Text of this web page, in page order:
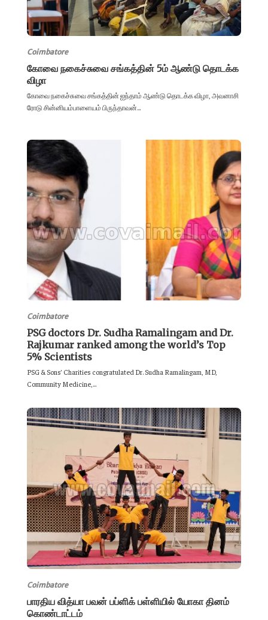
Coimbatore
கோவை நகைச்சுவை சங்கத்தின் 5ம் ஆண்டு தொடக்க
விழா
கோவை நகைச்சுவை சங்கத்தின் ஐந்தாம் ஆண்டு தொடக்க விழா, அவனாசி
ரோடு சின்னியம்பாளையம் பிருந்தாவன்...
Coimbatore
PSG doctors Dr. Sudha Ramalingam and Dr.
Rajkumar ranked among the world’s Top
5% Scientists
PSG & Sons’ Charities congratulated Dr. Sudha Ramalingam, MD,
Community Medicine,...
Coimbatore
பாரதிய வித்யா பவன் பப்ளிக் பள்ளியில் யோகா தினம்
கொண்டாட்டம்